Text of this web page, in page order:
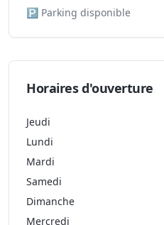
🅿️ Parking disponible
Horaires d'ouverture
Jeudi
Lundi
Mardi
Samedi
Dimanche
Mercredi